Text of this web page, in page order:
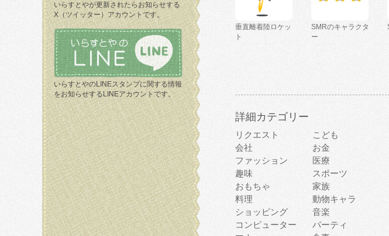
いらすとやが更新されたらお知らせする
X（ツイッター）アカウントです。
いらすとやのLINEスタンプに関する情報
をお知らせするLINEアカウントです。
垂直離着陸ロケッ
ト
SMRのキャラクタ
ー
詳細カテゴリー
リクエスト こども
会社
お金
ファッション
医療
趣味
スポーツ
おもちゃ
家族
料理
動物キャラ
ショッピング
音楽
コンピューター
パーティ